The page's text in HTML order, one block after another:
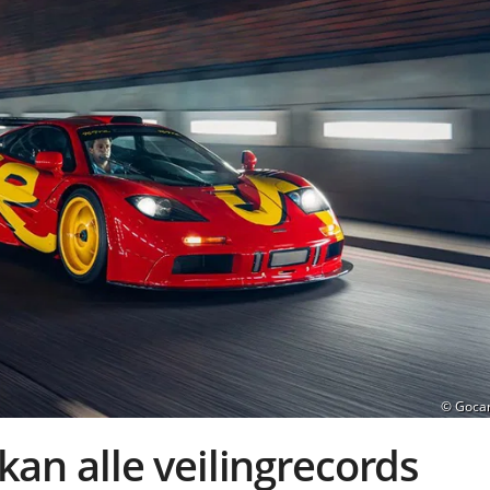
©
alle veilingrecords